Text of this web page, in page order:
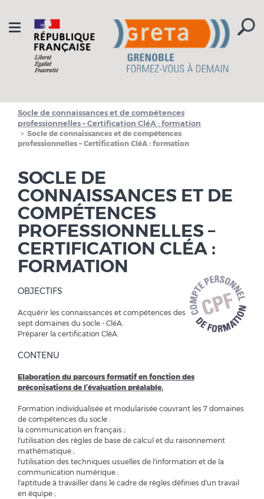
Toggle
navigation
Socle de connaissances et de compétences
professionnelles – Certification CléA : formation
Socle de connaissances et de compétences
professionnelles – Certification CléA : formation
SOCLE DE
CONNAISSANCES ET DE
COMPÉTENCES
PROFESSIONNELLES –
CERTIFICATION CLÉA :
FORMATION
OBJECTIFS
Acquérir les connaissances et compétences des
sept domaines du socle - CléA.
Préparer la certification CléA.
CONTENU
Elaboration du parcours formatif en fonction des
préconisations de l’évaluation préalable.
Formation individualisée et modularisée couvrant les 7 domaines
de compétences du socle :
la communication en français ;
l'utilisation des règles de base de calcul et du raisonnement
mathématique ;
l'utilisation des techniques usuelles de l'information et de la
communication numérique ;
l'aptitude à travailler dans le cadre de règles définies d'un travail
en équipe ;